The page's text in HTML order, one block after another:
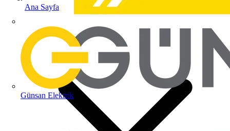
Günsan Elektrik
Ana Sayfa